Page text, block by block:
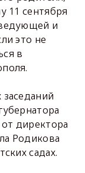
11 сентября
и
это не
в
директора
Родикова
садах.